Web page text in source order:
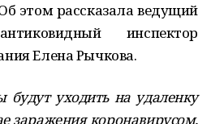
этом рассказала ведущий
инспектор
Елена Рычкова.
будут уходить на удаленку
заражения коронавирусом.